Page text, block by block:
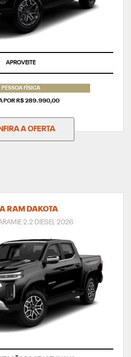
APROVEITE
PESSOA FÍSICA
POR R$ 289.990,00
A OFERTA
RAM DAKOTA
2.2 DIESEL 2026